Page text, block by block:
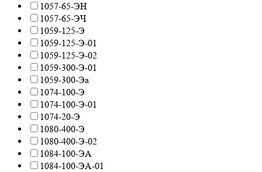
1057-65-ЭН
1057-65-ЭЧ
1059-125-Э
1059-125-Э-01
1059-125-Э-02
1059-300-Э-01
1059-300-Эа
1074-100-Э
1074-100-Э-01
1074-20-Э
1080-400-Э
1080-400-Э-02
1084-100-ЭА
1084-100-ЭА-01